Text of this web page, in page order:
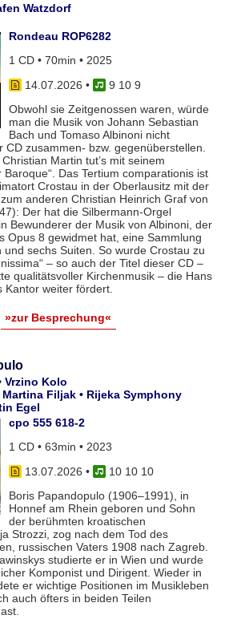
Watzdorf
Rondeau ROP6282
1 CD • 70min • 2025
14.07.2026 •
9 10 9
Obwohl sie Zeitgenossen waren, würde
man die Musik von Johann Sebastian
Bach und Tomaso Albinoni nicht
CD zusammen- bzw. gegenüberstellen.
Martin tut’s mit seinem
Baroque“. Das Tertium comparationis ist
Crostau in der Oberlausitz mit der
anderen Christian Heinrich Graf von
Der hat die Silbermann-Orgel
Bewunderer der Musik von Albinoni, der
Opus 8 gewidmet hat, eine Sammlung
und sechs Suiten. So wurde Crostau zu
– so auch der Titel dieser CD –
qualitätsvoller Kirchenmusik – die Hans
Kantor weiter fördert.
»zur Besprechung«
Vrzino Kolo
Martina Filjak • Rijeka Symphony
Egel
cpo 555 618-2
1 CD • 63min • 2023
13.07.2026 •
10 10 10
Boris Papandopulo (1906–1991), in
Honnef am Rhein geboren und Sohn
der berühmten kroatischen
Strozzi, zog nach dem Tod des
russischen Vaters 1908 nach Zagreb.
studierte er in Wien und wurde
Komponist und Dirigent. Wieder in
er wichtige Positionen im Musikleben
auch öfters in beiden Teilen